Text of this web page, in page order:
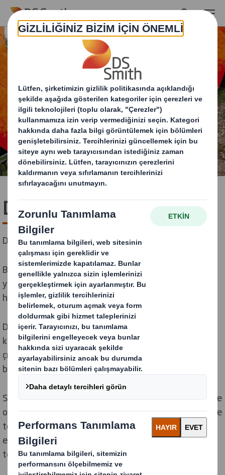
Skip to main content
Doğa
Doğayı koruyor ve yeniden üretiyoruz.
Biyoçeşitlilik hızla azalıyor. Dünya üzerindeki tüm
yaşamın bağlı olduğu doğal çevreyi korumak için
harekete geçmek hiç bu kadar önemli olmamıştı.
Döngüsel ekonomi, kaynakların daha uzun süre
kullanımda kalmasına öncelik veren ve kaynakların
çıkarılması süreçlerinin doğanın yenilenmesi için alan
bırakmasını sağlayan tasarımıyla rejeneratiftir.
Sorumlu bir şekilde kaynak sağlayarak, ormanlarımızı ve
operasyonlarımızı sürdürülebilir bir şekilde yöneterek ve
toplumlarımızla ortaklaşa çalışarak doğa üzerindeki
etkimizi azaltıyor ve biyolojik çeşitliliğin gelişmesini
teşvik ediyoruz.